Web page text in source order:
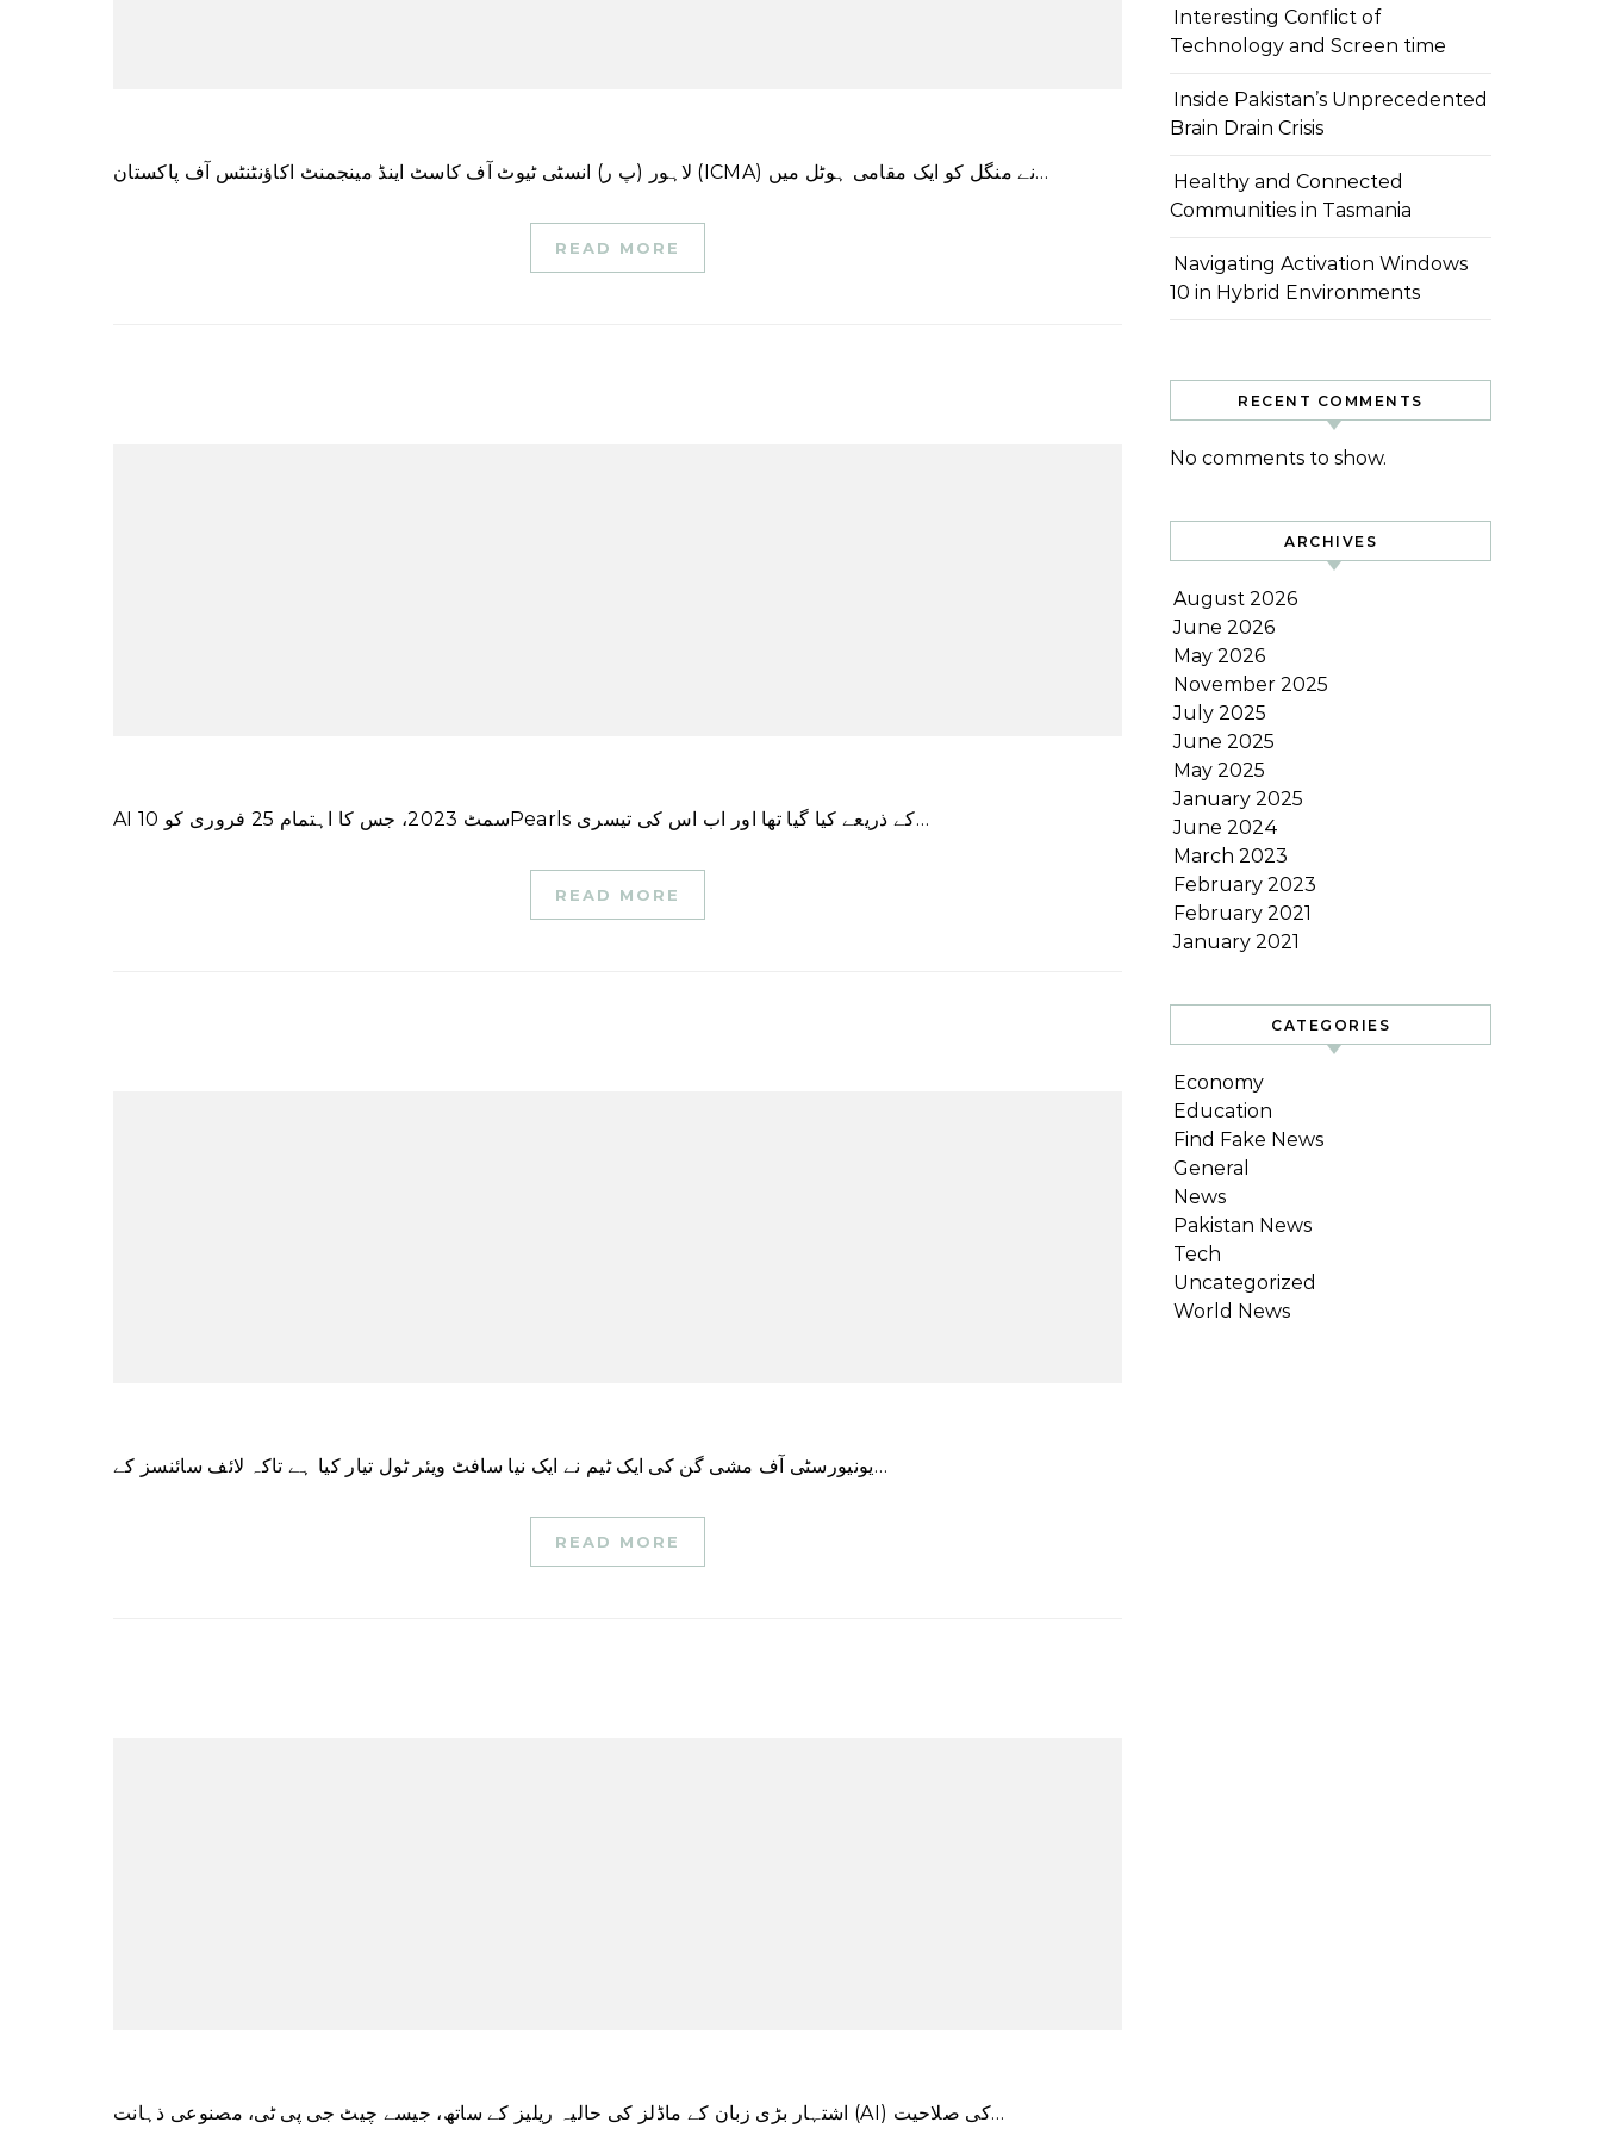
لاہور (پ ر) انسٹی ٹیوٹ آف کاسٹ اینڈ مینجمنٹ اکاؤنٹنٹس آف پاکستان (ICMA) نے منگل کو ایک مقامی ہوٹل میں…
READ MORE
AI سمٹ 2023، جس کا اہتمام 25 فروری کو 10Pearls کے ذریعے کیا گیا تھا اور اب اس کی تیسری…
READ MORE
یونیورسٹی آف مشی گن کی ایک ٹیم نے ایک نیا سافٹ ویئر ٹول تیار کیا ہے تاکہ لائف سائنسز کے…
READ MORE
اشتہار بڑی زبان کے ماڈلز کی حالیہ ریلیز کے ساتھ، جیسے چیٹ جی پی ٹی، مصنوعی ذہانت (AI) کی صلاحیت…
Interesting Conflict of
Technology and Screen time
Inside Pakistan’s Unprecedented
Brain Drain Crisis
Healthy and Connected
Communities in Tasmania
Navigating Activation Windows
10 in Hybrid Environments
RECENT COMMENTS
No comments to show.
ARCHIVES
August 2026
June 2026
May 2026
November 2025
July 2025
June 2025
May 2025
January 2025
June 2024
March 2023
February 2023
February 2021
January 2021
CATEGORIES
Economy
Education
Find Fake News
General
News
Pakistan News
Tech
Uncategorized
World News